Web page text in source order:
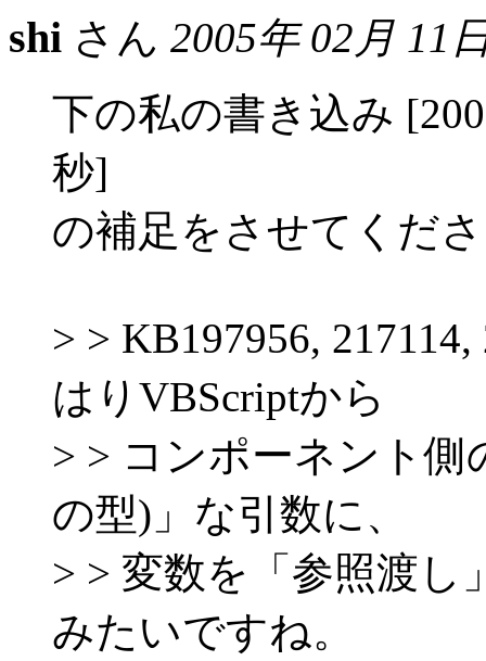
shi さん 2005年 02月 11
下の私の書き込み
秒]
の補足をさせてくだ
> > KB197956,
はりVBScriptから
> > コンポーネント側
の型)」な引数に、
> > 変数を「参照渡
みたいですね。